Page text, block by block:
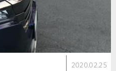
2020.02.25